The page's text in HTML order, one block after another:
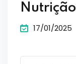
Nutrição
17/01/2025